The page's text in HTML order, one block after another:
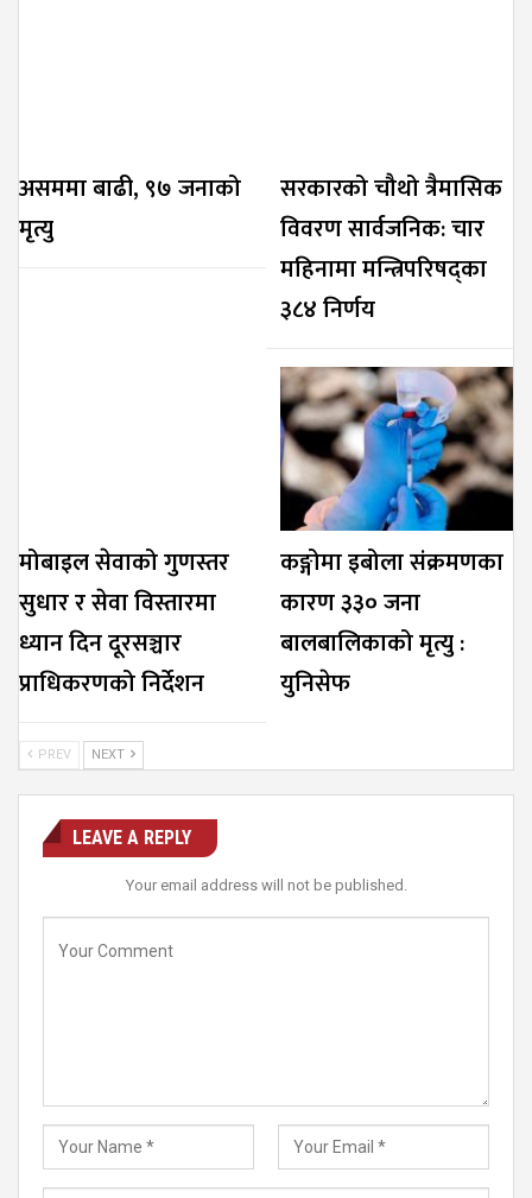
असममा बाढी, ९७ जनाको
मृत्यु
सरकारको चौथो त्रैमासिक
विवरण सार्वजनिक: चार
महिनामा मन्त्रिपरिषद्का
३८४ निर्णय
मोबाइल सेवाको गुणस्तर
सुधार र सेवा विस्तारमा
ध्यान दिन दूरसञ्चार
प्राधिकरणको निर्देशन
कङ्गोमा इबोला संक्रमणका
कारण ३३० जना
बालबालिकाको मृत्यु :
युनिसेफ
PREV NEXT
LEAVE A REPLY
Your email address will not be published.